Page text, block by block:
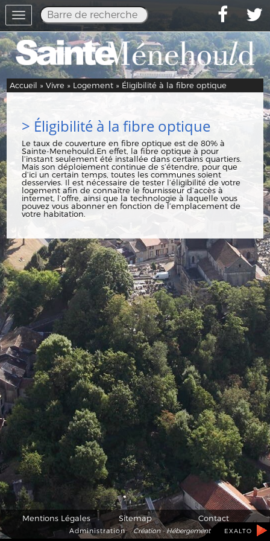
Toggle
navigation
Accueil »Vivre » Logement » Éligibilité à la fibre optique
> Éligibilité à la fibre optique
Le taux de couverture en fibre optique est de 80% à
Sainte-Menehould.En effet, la fibre optique à pour
l’instant seulement été installée dans certains quartiers.
Mais son déploiement continue de s’étendre, pour que
d’ici un certain temps, toutes les communes soient
desservies. Il est nécessaire de tester l’éligibilité de votre
logement afin de connaître le fournisseur d’accès à
internet, l’offre, ainsi que la technologie à laquelle vous
pouvez vous abonner en fonction de l’emplacement de
votre habitation.
Mentions Légales Sitemap Contact
Administration Création - Hébergement EXALTO